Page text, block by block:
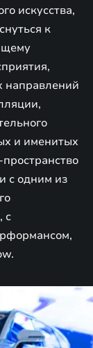
искусства,
к
направлений
и именитых
с одним из
с